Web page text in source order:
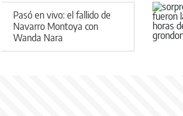
Pasó en vivo: el fallido de
Navarro Montoya con
Wanda Nara